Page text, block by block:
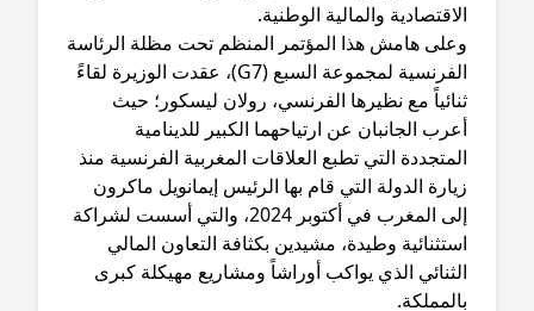
والمالية الوطنية.
هامش هذا المؤتمر المنظم تحت مظلة الرئاسة
الفرنسية لمجموعة السبع (G7)، عقدت الوزيرة لقاءً
مع نظيرها الفرنسي، رولان ليسكور؛ حيث
الجانبان عن ارتياحهما الكبير للدينامية
التي تطبع العلاقات المغربية الفرنسية منذ
الدولة التي قام بها الرئيس إيمانويل ماكرون
إلى المغرب في أكتوبر 2024، والتي أسست لشراكة
وطيدة، مشيدين بكثافة التعاون المالي
الذي يواكب أوراشاً ومشاريع مهيكلة كبرى